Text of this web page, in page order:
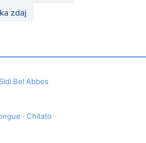
zdaj
Sidi Bel Abbes
· Chitato